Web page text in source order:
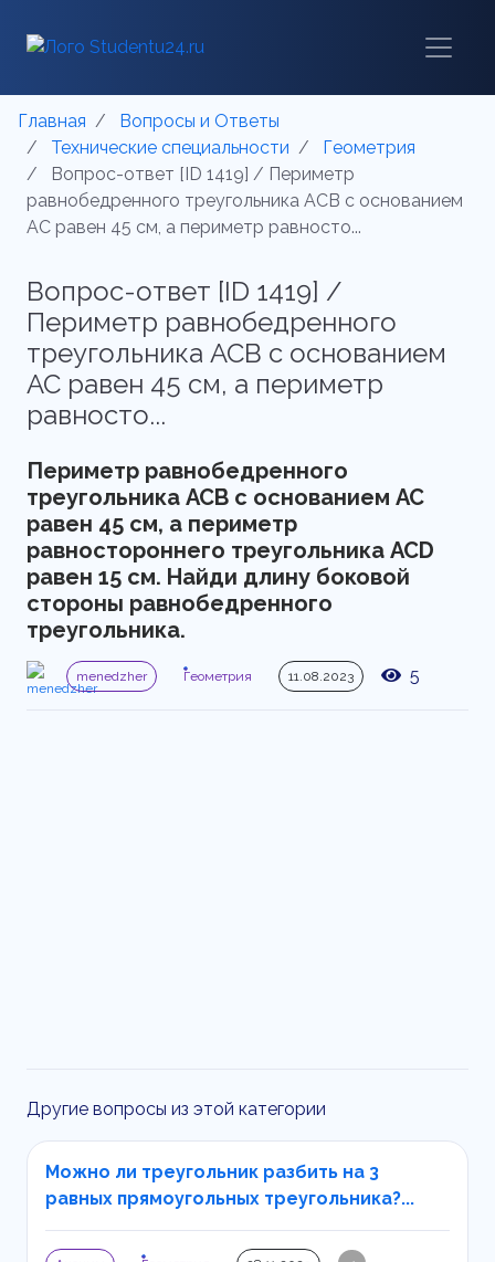
Главная
Вопросы и Ответы
Технические специальности
Геометрия
Вопрос-ответ [ID 1419] / Периметр
равнобедренного треугольника АСВ с основанием
АС равен 45 см, а периметр равносто...
Вопрос-ответ [ID 1419] /
Периметр равнобедренного
треугольника АСВ с основанием
АС равен 45 см, а периметр
равносто...
Периметр равнобедренного
треугольника АСВ с основанием АС
равен 45 см, а периметр
равностороннего треугольника ACD
равен 15 см. Найди длину боковой
стороны равнобедренного
треугольника.
menedzher Геометрия 11.08.2023 5
Другие вопросы из этой категории
Можно ли треугольник разбить на 3
равных прямоугольных треугольника?...